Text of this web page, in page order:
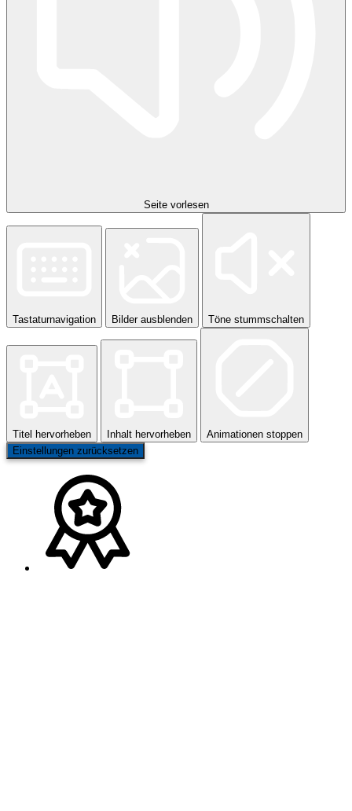
Seite vorlesen
Tastaturnavigation Bilder ausblenden Töne stummschalten
Titel hervorheben Inhalt hervorheben
Animationen stoppen
Einstellungen zurücksetzen